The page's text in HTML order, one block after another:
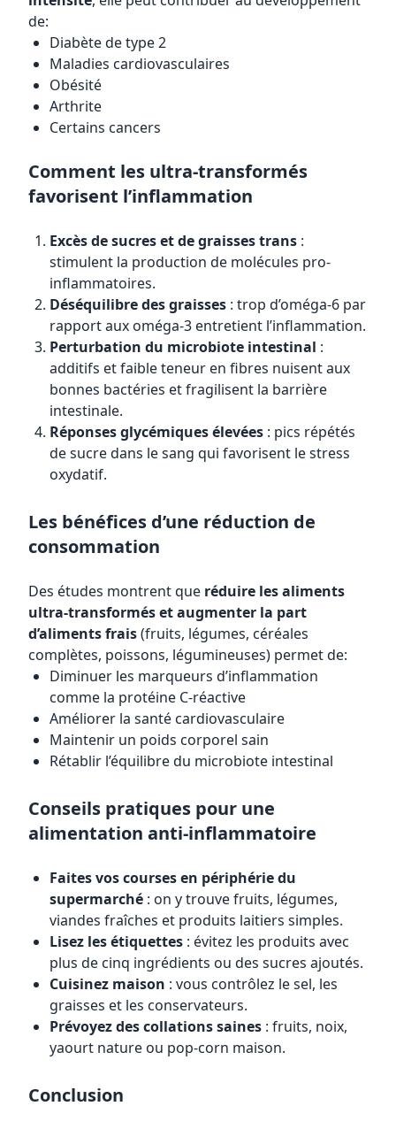
de:
Diabète de type 2
Maladies cardiovasculaires
Obésité
Arthrite
Certains cancers
Comment les ultra-transformés
favorisent l’inflammation
Excès de sucres et de graisses trans :
stimulent la production de molécules pro-
inflammatoires.
Déséquilibre des graisses : trop d’oméga-6 par
rapport aux oméga-3 entretient l’inflammation.
Perturbation du microbiote intestinal :
additifs et faible teneur en fibres nuisent aux
bonnes bactéries et fragilisent la barrière
intestinale.
Réponses glycémiques élevées : pics répétés
de sucre dans le sang qui favorisent le stress
oxydatif.
Les bénéfices d’une réduction de
consommation
Des études montrent que réduire les aliments
ultra-transformés et augmenter la part
d’aliments frais(fruits, légumes, céréales
complètes, poissons, légumineuses) permet de:
Diminuer les marqueurs d’inflammation
comme la protéine C-réactive
Améliorer la santé cardiovasculaire
Maintenir un poids corporel sain
Rétablir l’équilibre du microbiote intestinal
Conseils pratiques pour une
alimentation anti-inflammatoire
Faites vos courses en périphérie du
supermarché : on y trouve fruits, légumes,
viandes fraîches et produits laitiers simples.
Lisez les étiquettes : évitez les produits avec
plus de cinq ingrédients ou des sucres ajoutés.
Cuisinez maison : vous contrôlez le sel, les
graisses et les conservateurs.
Prévoyez des collations saines : fruits, noix,
yaourt nature ou pop-corn maison.
Conclusion